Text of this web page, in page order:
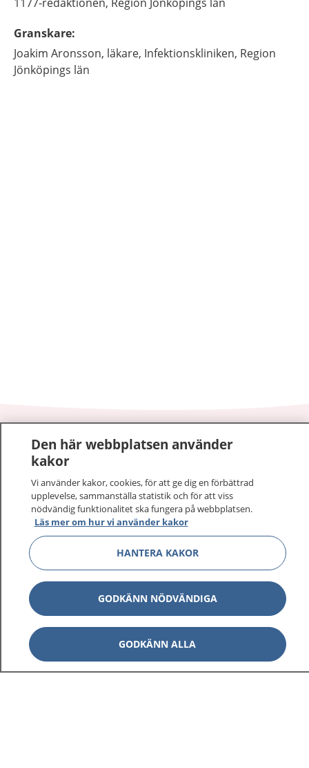
Granskare:
Joakim Aronsson, läkare, Infektionskliniken, Region
Jönköpings län
1177–tryggt om din hälsa och vård
sjukdomar och vilka mottagningar du kan kontakta.
Logga in för att läsa din journal och göra dina
vårdärenden. Ring telefonnummer 1177 för
sjukvårdsrådgivning dygnet runt.
1177 ger dig råd när du vill må bättre.
1177 på flera språk Visa
Den här webbplatsen använder
kakor
Vi använder kakor, cookies, för att ge dig en förbättrad
upplevelse, sammanställa statistik och för att viss
nödvändig funktionalitet ska fungera på webbplatsen.
Läs mer om hur vi använder kakor
HANTERA KAKOR
GODKÄNN NÖDVÄNDIGA
GODKÄNN ALLA